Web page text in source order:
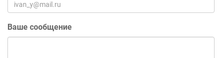
Ваше сообщение